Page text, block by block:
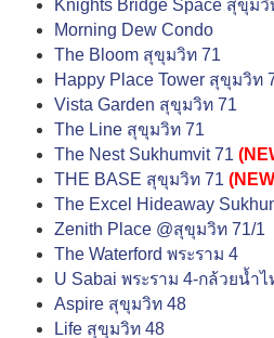
Knights Bridge Space สุขุมวิ
Morning Dew Condo
The Bloom สุขุมวิท 71
Happy Place Tower สุขุมวิท
Vista Garden สุขุมวิท 71
The Line สุขุมวิท 71
The Nest Sukhumvit 71
THE BASE สุขุมวิท 71
The Excel Hideaway
Zenith Place @สุขุมวิท 71/1
The Waterford พระราม 4
U Sabai พระราม 4-กล้วยน้ำไ
Aspire สุขุมวิท 48
Life สุขุมวิท 48